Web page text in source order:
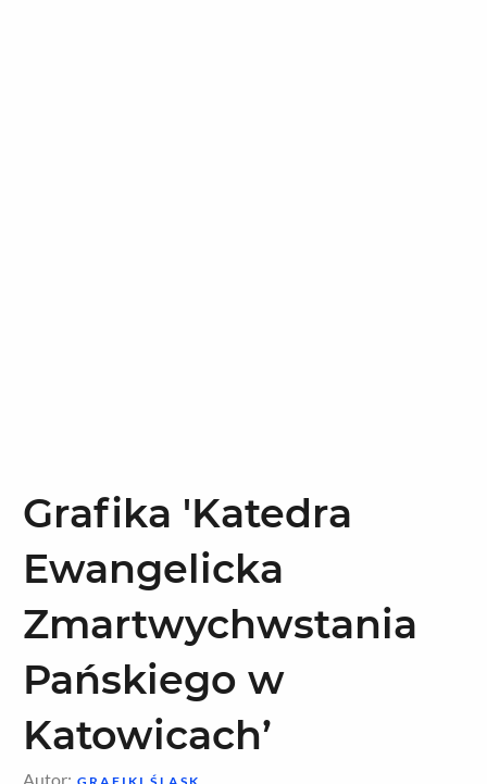
Grafika 'Katedra
Ewangelicka
Zmartwychwstania
Pańskiego w
Katowicach’
Autor: